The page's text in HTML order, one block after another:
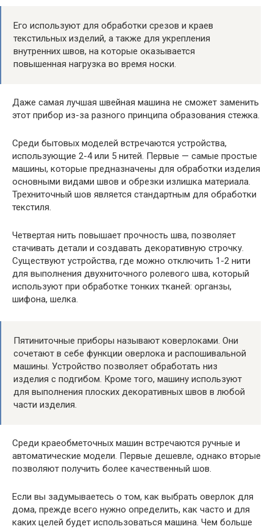
Его используют для обработки срезов и краев
текстильных изделий, а также для укрепления
внутренних швов, на которые оказывается
повышенная нагрузка во время носки.
Даже самая лучшая швейная машина не сможет заменить
этот прибор из-за разного принципа образования стежка.
Среди бытовых моделей встречаются устройства,
использующие 2-4 или 5 нитей. Первые — самые простые
машины, которые предназначены для обработки изделия
основными видами швов и обрезки излишка материала.
Трехниточный шов является стандартным для обработки
текстиля.
Четвертая нить повышает прочность шва, позволяет
стачивать детали и создавать декоративную строчку.
Существуют устройства, где можно отключить 1-2 нити
для выполнения двухниточного ролевого шва, который
используют при обработке тонких тканей: органзы,
шифона, шелка.
Пятиниточные приборы называют коверлоками. Они
сочетают в себе функции оверлока и распошивальной
машины. Устройство позволяет обработать низ
изделия с подгибом. Кроме того, машину используют
для выполнения плоских декоративных швов в любой
части изделия.
Среди краеобметочных машин встречаются ручные и
автоматические модели. Первые дешевле, однако вторые
позволяют получить более качественный шов.
Если вы задумываетесь о том, как выбрать оверлок для
дома, прежде всего нужно определить, как часто и для
каких целей будет использоваться машина. Чем больше